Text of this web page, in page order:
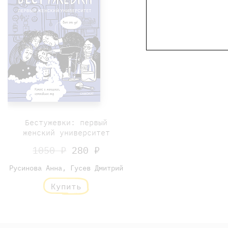
Бестужевки: первый
женский университет
1050 ₽ 280 ₽
Русинова Анна, Гусев Дмитрий
Купить